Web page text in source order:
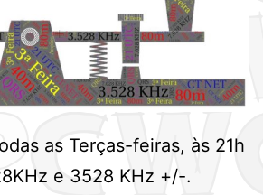
as Terças-feiras, às 21h
e 3528 KHz +/-.